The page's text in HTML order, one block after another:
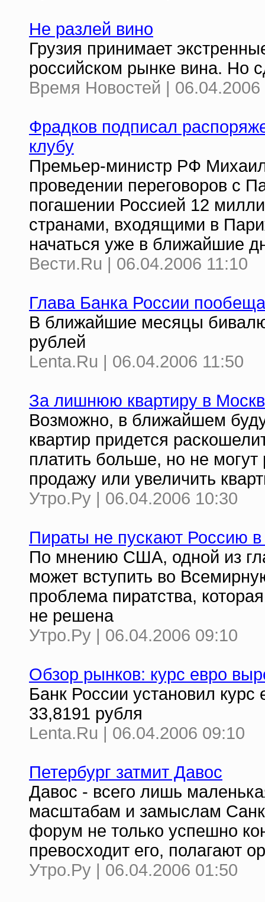
Не разлей вино
Грузия принимает
российском рынке вина. Но
Время Новостей | 06.04.2006
Фрадков подписал
клубу
Премьер-министр РФ
проведении переговоров с
погашении Россией 12
странами, входящими в
начаться уже в ближайшие
Вести.Ru | 06.04.2006 11:10
Глава Банка России
В ближайшие месяцы
рублей
Lenta.Ru | 06.04.2006 11:50
За лишнюю квартиру в
Возможно, в ближайшем
квартир придется
платить больше, но не
продажу или увеличить
Утро.Ру | 06.04.2006 10:30
Пираты не пускают Россию
По мнению США, одной из
может вступить во
проблема пиратства,
не решена
Утро.Ру | 06.04.2006 09:10
Обзор рынков: курс евро
Банк России установил
33,8191 рубля
Lenta.Ru | 06.04.2006 09:10
Петербург затмит Давос
Давос - всего лишь
масштабам и замыслам
форум не только успешно
превосходит его, полагают
Утро.Ру | 06.04.2006 01:50